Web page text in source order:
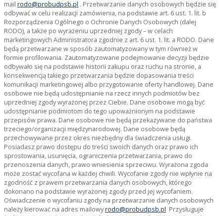
mail rodo@probudpsb.pl . Przetwarzanie danych osobowych będzie się
odbywać w celu realizacji zamówienia, na podstawie art. 6 ust. 1. lit. b
Rozporządzenia Ogólnego o Ochronie Danych Osobowych (dalej
RODO), a także po wyrażeniu uprzedniej zgody – w celach
marketingowych Administratora zgodnie z art. 6 ust. 1. lit. a RODO. Dane
będą przetwarzane w sposób zautomatyzowany w tym również w
formie profilowania. Zautomatyzowane podejmowanie decyzji będzie
odbywało się na podstawie historii zakupu oraz ruchu na stronie, a
konsekwencją takiego przetwarzania będzie dopasowania treści
komunikacji marketingowej albo przygotowanie oferty handlowej. Dane
osobowe nie będą udostępnianie na rzecz innych podmiotów bez
uprzedniej zgody wyrażonej przez Ciebie. Dane osobowe mogą być
udostępnianie podmiotom do tego upoważnionym na podstawie
przepisów prawa. Dane osobowe nie będą przekazywane do państwa
trzeciego/organizacji międzynarodowej. Dane osobowe będą
przechowywane przez okres niezbędny dla świadczenia usługi.
Posiadasz prawo dostępu do treści swoich danych oraz prawo ich
sprostowania, usunięcia, ograniczenia przetwarzania, prawo do
przenoszenia danych, prawo wniesienia sprzeciwu. Wyrażona zgoda
może zostać wycofana w każdej chwili. Wycofanie zgody nie wpłynie na
zgodność z prawem przetwarzania danych osobowych, którego
dokonano na podstawie wyrażonej zgody przed jej wycofaniem.
Oświadczenie o wycofaniu zgody na przetwarzanie danych osobowych
należy kierować na adres mailowyrodo@probudpsb.pl Przysługuje